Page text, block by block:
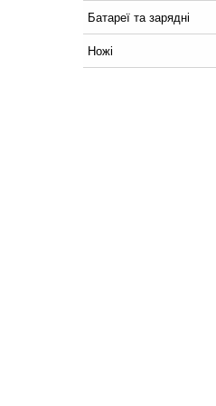
Батареї та зарядні
Ножі